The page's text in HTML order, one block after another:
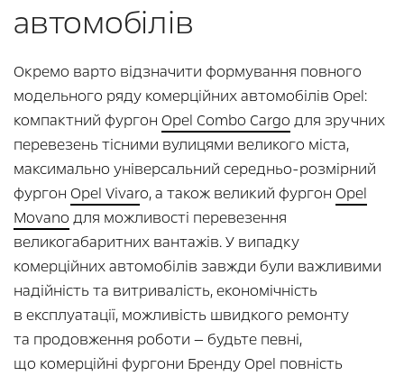
автомобілів
Окремо варто відзначити формування повного
модельного ряду комерційних автомобілів Opel:
компактний фургон Opel Combo Cargo для зручних
перевезень тісними вулицями великого міста,
максимально універсальний середньо-розмірний
фургон Opel Vivaro, а також великий фургон Opel
Movano для можливості перевезення
великогабаритних вантажів. У випадку
комерційних автомобілів завжди були важливими
надійність та витривалість, економічність
в експлуатації, можливість швидкого ремонту
та продовження роботи — будьте певні,
що комерційні фургони Бренду Opel повність